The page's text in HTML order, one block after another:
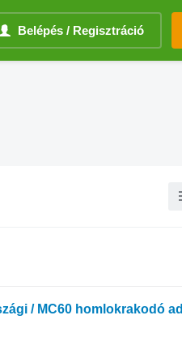
Belépés / Regisztráció
/ MC60 homlokrakodó ad